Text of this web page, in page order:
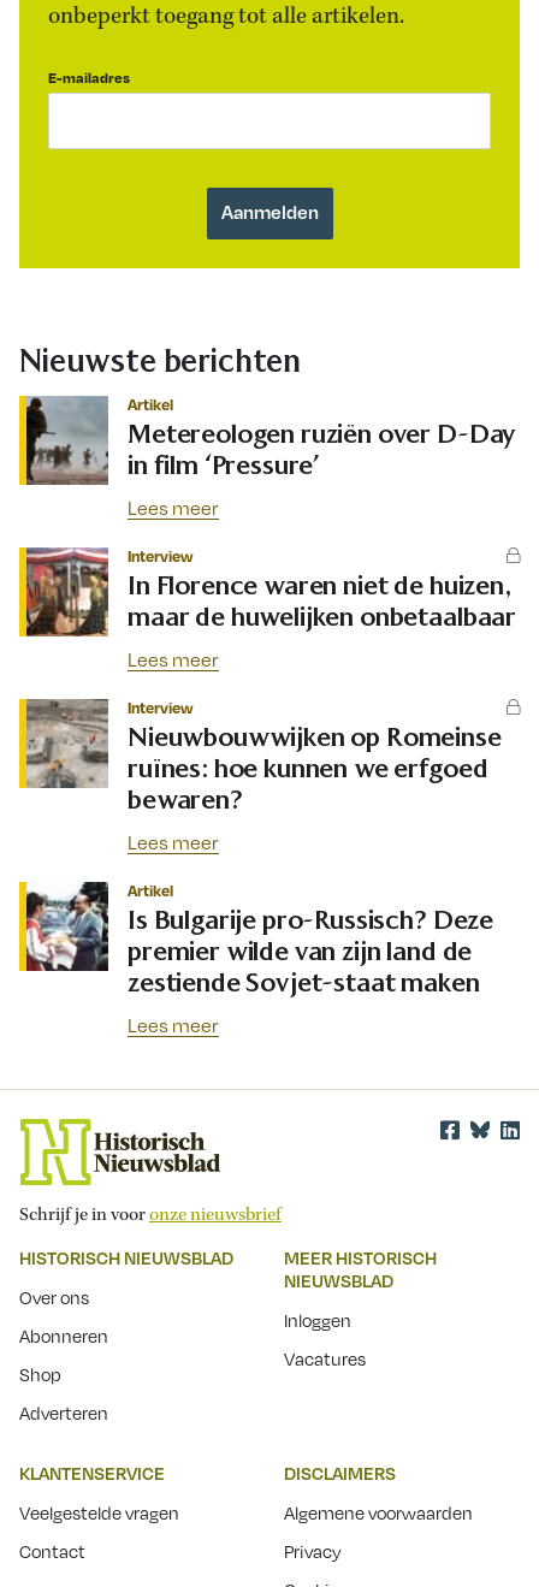
onbeperkt toegang tot alle artikelen.
E-mailadres
Nieuwste berichten
Artikel
Metereologen ruziën over D-Day
in film ‘Pressure’
Lees meer
Interview
In Florence waren niet de huizen,
maar de huwelijken onbetaalbaar
Lees meer
Interview
Nieuwbouwwijken op Romeinse
ruïnes: hoe kunnen we erfgoed
bewaren?
Lees meer
Artikel
Is Bulgarije pro-Russisch? Deze
premier wilde van zijn land de
zestiende Sovjet-staat maken
Lees meer
Schrijf je in vooronze nieuwsbrief
HISTORISCH NIEUWSBLAD
Over ons
Abonneren
Shop
Adverteren
MEER HISTORISCH
NIEUWSBLAD
Inloggen
Vacatures
KLANTENSERVICE
Veelgestelde vragen
Contact
DISCLAIMERS
Algemene voorwaarden
Privacy